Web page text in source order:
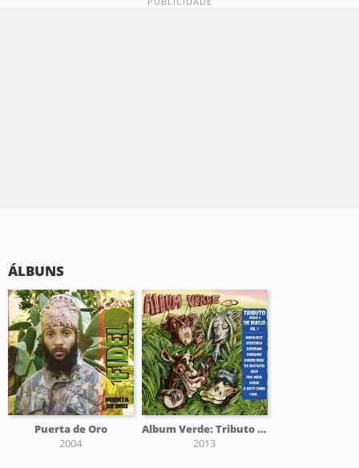
ÁLBUNS
Puerta de Oro
2004
Album Verde: Tributo Reggae a The Beatles, Vol. I
2013